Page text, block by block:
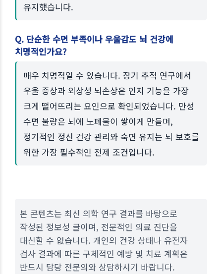
유지했습니다.
Q. 단순한 수면 부족이나 우울감도 뇌 건강에
치명적인가요?
매우 치명적일 수 있습니다. 장기 추적 연구에서
우울 증상과 외상성 뇌손상은 인지 기능을 가장
크게 떨어뜨리는 요인으로 확인되었습니다. 만성
수면 불량은 뇌에 노폐물이 쌓이게 만들며,
정기적인 정신 건강 관리와 숙면 유지는 뇌 보호를
위한 가장 필수적인 전제 조건입니다.
본 콘텐츠는 최신 의학 연구 결과를 바탕으로
작성된 정보성 글이며, 전문적인 의료 진단을
대신할 수 없습니다. 개인의 건강 상태나 유전자
검사 결과에 따른 구체적인 예방 및 치료 계획은
반드시 담당 전문의와 상담하시기 바랍니다.